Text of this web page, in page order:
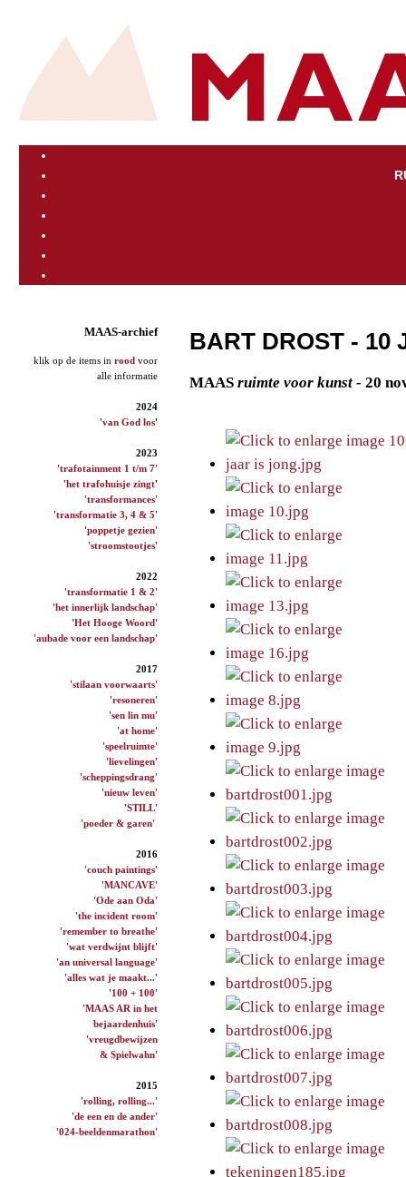
MAAS-archief
klik op de items in rood voor
alle informatie
2024
'van God los'
2023
'trafotainment 1 t/m 7'
'het trafohuisje zingt'
'transformances'
'transformatie 3, 4 & 5'
'poppetje gezien'
'stroomstootjes'
2022
'transformatie 1 & 2'
'het innerlijk landschap'
'Het Hooge Woord'
'aubade voor een landschap'
2017
'stilaan voorwaarts'
'resoneren'
'sen lin mu'
'at home'
'speelruimte'
'lievelingen'
'scheppingsdrang'
'nieuw leven'
'STILL'
'poeder & garen'
2016
'couch paintings'
'MANCAVE'
'Ode aan Oda'
'the incident room'
'remember to breathe'
'wat verdwijnt blijft'
'an universal language'
'alles wat je maakt...'
'100 + 100'
'MAAS AR in het
bejaardenhuis'
'vreugdbewijzen
& Spielwahn'
2015
'rolling, rolling...'
'de een en de ander'
'024-beeldenmarathon'
BART DROST - 10
MAAS ruimte voor kunst - 20